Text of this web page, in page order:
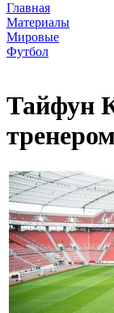
Главная
Материалы
Мировые
Футбол
Тайфун